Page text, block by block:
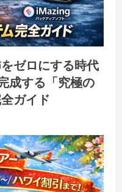
ゼロにする時代
成する「究極の
ガイド